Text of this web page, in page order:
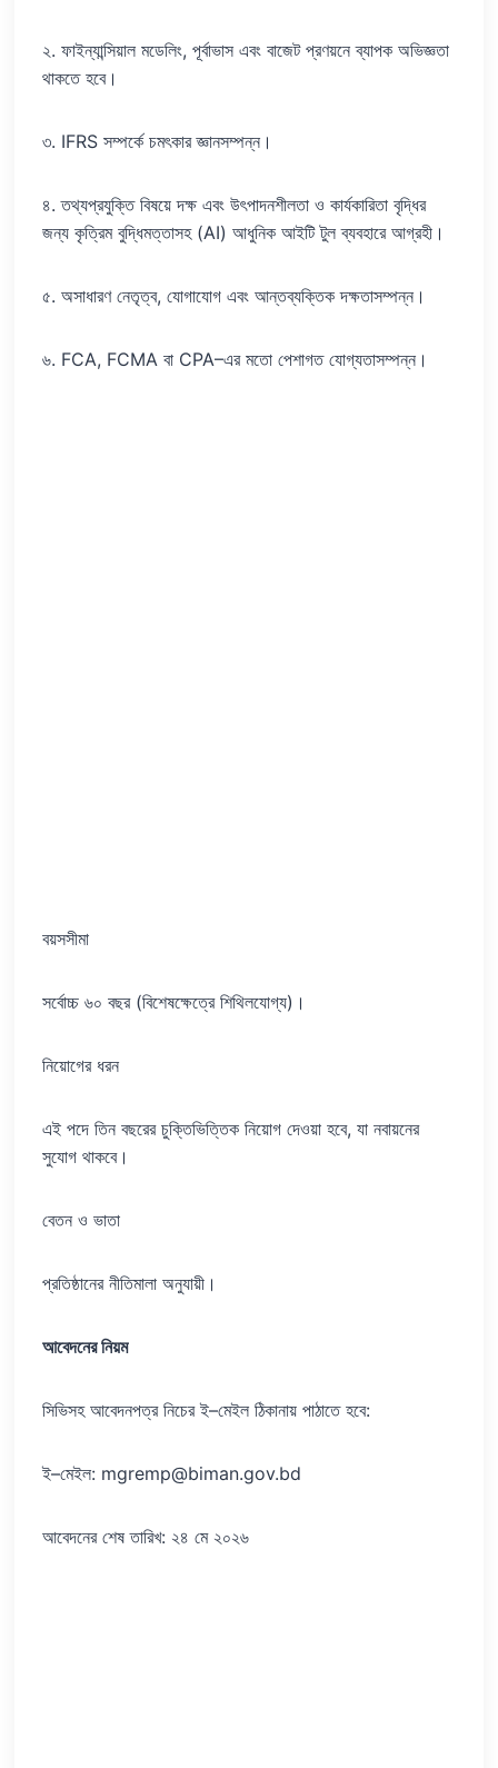
২. ফাইন্যান্সিয়াল মডেলিং, পূর্বাভাস এবং বাজেট প্রণয়নে ব্যাপক অভিজ্ঞতা
থাকতে হবে।
৩. IFRS সম্পর্কে চমৎকার জ্ঞানসম্পন্ন।
৪. তথ্যপ্রযুক্তি বিষয়ে দক্ষ এবং উৎপাদনশীলতা ও কার্যকারিতা বৃদ্ধির
জন্য কৃত্রিম বুদ্ধিমত্তাসহ (AI) আধুনিক আইটি টুল ব্যবহারে আগ্রহী।
৫. অসাধারণ নেতৃত্ব, যোগাযোগ এবং আন্তব্যক্তিক দক্ষতাসম্পন্ন।
৬. FCA, FCMA বা CPA–এর মতো পেশাগত যোগ্যতাসম্পন্ন।
বয়সসীমা
সর্বোচ্চ ৬০ বছর (বিশেষক্ষেত্রে শিথিলযোগ্য)।
নিয়োগের ধরন
এই পদে তিন বছরের চুক্তিভিত্তিক নিয়োগ দেওয়া হবে, যা নবায়নের
সুযোগ থাকবে।
বেতন ও ভাতা
প্রতিষ্ঠানের নীতিমালা অনুযায়ী।
আবেদনের নিয়ম
সিভিসহ আবেদনপত্র নিচের ই–মেইল ঠিকানায় পাঠাতে হবে:
ই–মেইল: mgremp@biman.gov.bd
আবেদনের শেষ তারিখ: ২৪ মে ২০২৬